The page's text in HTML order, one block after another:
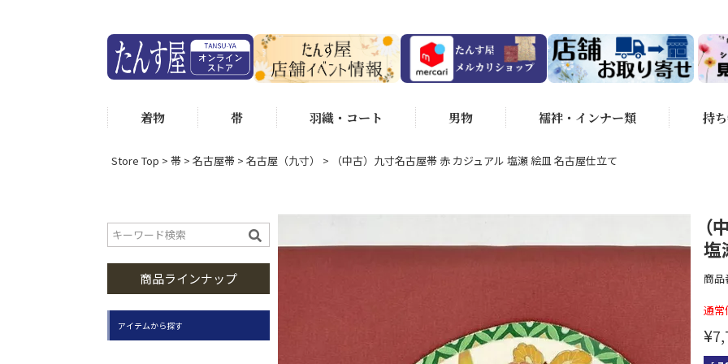
着物 帯 羽織・コート 男物 襦袢・インナー類 持
Store Top 帯 名古屋帯 名古屋（九寸） （中古）九寸名古屋帯 赤 カジュアル 塩瀬 絵皿 名古屋仕立て
商品ラインナップ
アイテムから探す
（
塩
商品
通常
¥